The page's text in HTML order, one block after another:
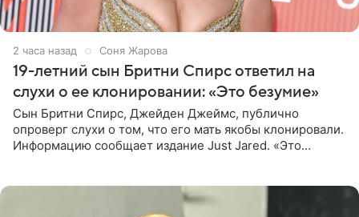
2 часа назад Соня Жарова
19-летний сын Бритни Спирс ответил на
слухи о ее клонировании: «Это безумие»
Сын Бритни Спирс, Джейден Джеймс, публично
опроверг слухи о том, что его мать якобы клонировали.
Информацию сообщает издание Just Jared. «Это